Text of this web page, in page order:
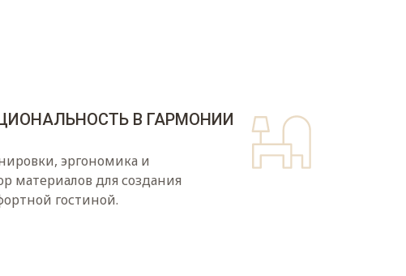
В ГАРМОНИИ
эргономика и
материалов для создания
гостиной.